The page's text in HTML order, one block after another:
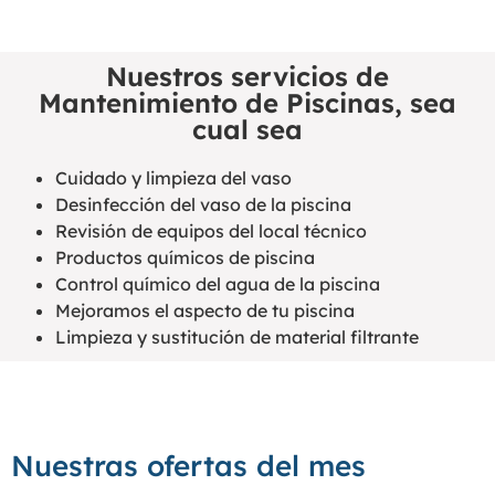
Nuestros servicios de
Mantenimiento de Piscinas, sea
cual sea
Cuidado y limpieza del vaso
Desinfección del vaso de la piscina
Revisión de equipos del local técnico
Productos químicos de piscina
Control químico del agua de la piscina
Mejoramos el aspecto de tu piscina
Limpieza y sustitución de material filtrante
Nuestras ofertas del mes